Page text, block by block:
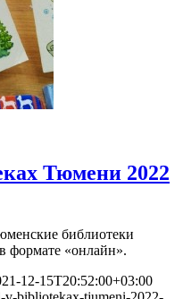
Тюмени 2022
библиотеки
формате «онлайн».
12-15T20:52:00+03:00